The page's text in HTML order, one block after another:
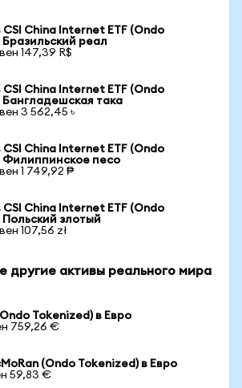
CSI China Internet ETF (Ondo
Бразильский реал
147,39 R$
CSI China Internet ETF (Ondo
Бангладешская така
3 562,45 ৳
CSI China Internet ETF (Ondo
Филиппинское песо
1 749,92 ₱
CSI China Internet ETF (Ondo
Польский злотый
107,56 zł
другие активы реального мира
Tokenized) в Евро
759,26 €
(Ondo Tokenized) в Евро
59,83 €